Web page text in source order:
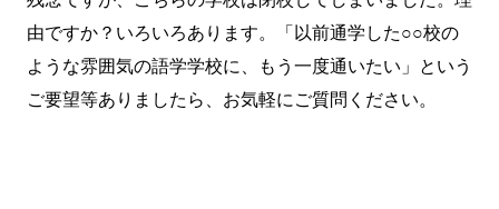
由ですか？いろいろあります。「以前通学した○○校の
ような雰囲気の語学学校に、もう一度通いたい」という
ご要望等ありましたら、 お気軽にご質問 ください。